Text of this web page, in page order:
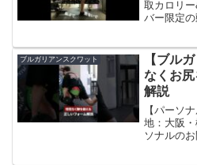
取カロリ
バー限定
トレーニ
ブルガリアンスクワット
【ブル
なくお
解説
【パーソ
地：大阪
ソナルの